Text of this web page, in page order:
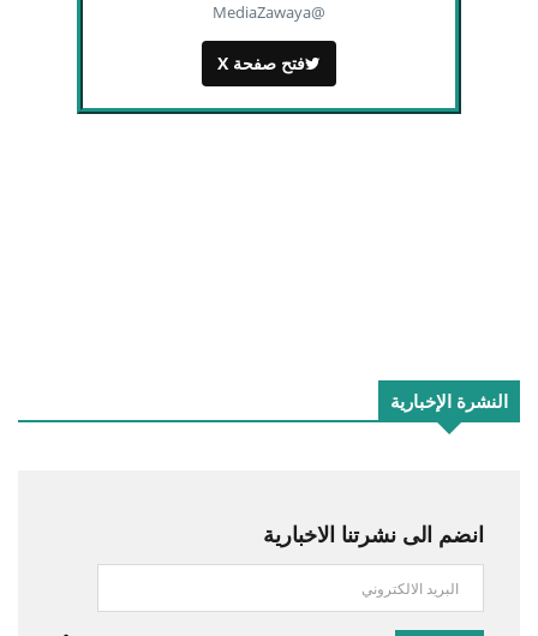
@MediaZawaya
فتح صفحة X
النشرة الإخبارية
انضم الى نشرتنا الاخبارية